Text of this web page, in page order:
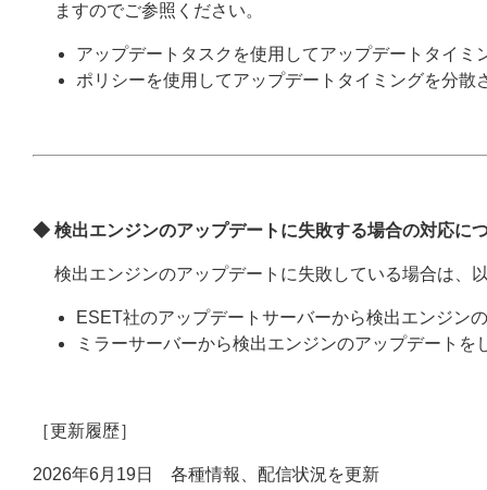
ますのでご参照ください。
アップデートタスクを使用してアップデートタイミ
ポリシーを使用してアップデートタイミングを分散
◆ 検出エンジンのアップデートに失敗する場合の対応に
検出エンジンのアップデートに失敗している場合は、
ESET社のアップデートサーバーから検出エンジン
ミラーサーバーから検出エンジンのアップデートを
［更新履歴］
2026年6月19日 各種情報、配信状況を更新